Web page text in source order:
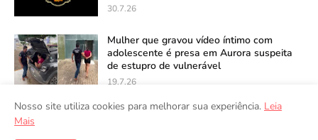
30.7.26
Mulher que gravou vídeo íntimo com
adolescente é presa em Aurora suspeita
de estupro de vulnerável
19.7.26
Nosso site utiliza cookies para melhorar sua experiência. Leia
Mais